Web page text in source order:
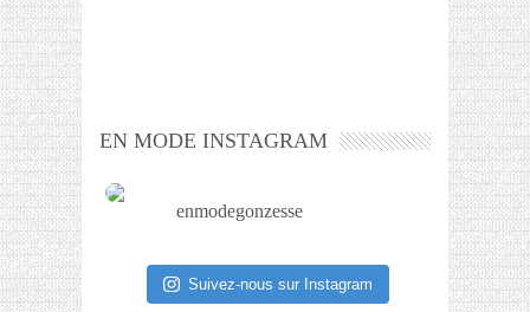
EN MODE INSTAGRAM
enmodegonzesse
Suivez-nous sur Instagram